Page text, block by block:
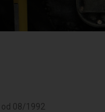
08/1992